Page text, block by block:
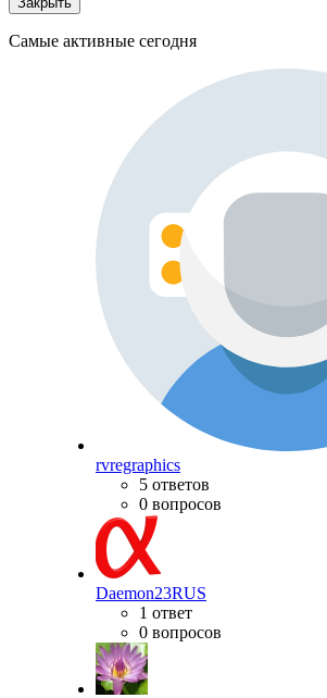
Самые активные сегодня
rvregraphics
5 ответов
0 вопросов
Daemon23RUS
1 ответ
0 вопросов